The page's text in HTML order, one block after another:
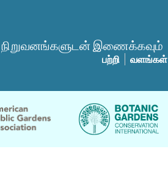
நிறுவனங்களுடன் இணைக்கவும்
பற்றி வளங்கள்